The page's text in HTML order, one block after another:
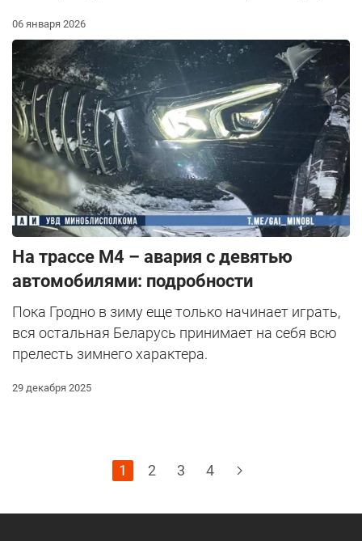
06 января 2026
На трассе М4 – авария с девятью
автомобилями: подробности
Пока Гродно в зиму еще только начинает играть,
вся остальная Беларусь принимает на себя всю
прелесть зимнего характера.
29 декабря 2025
1 2 3 4